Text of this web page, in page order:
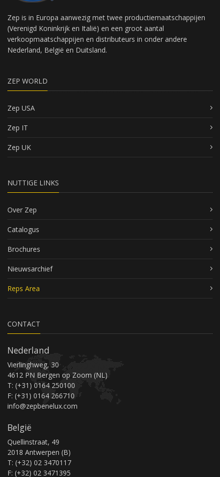
Zep is in Europa aanwezig met twee productiemaatschappijen
(Verenigd Koninkrijk en Italië) en een groot aantal
verkoopmaatschappijen en distributeurs in onder andere
Nederland, België en Duitsland.
ZEP WORLD
Zep USA
Zep IT
Zep UK
NUTTIGE LINKS
Over Zep
Catalogus
Brochures
Nieuwsarchief
Reps Area
CONTACT
Nederland
Vierlinghweg, 30
4612 PN Bergen op Zoom (NL)
T: (+31) 0164 250100
F: (+31) 0164 266710
info@zepbenelux.com
België
Quellinstraat, 49
2018 Antwerpen (B)
T: (+32) 02 3470117
F: (+32) 02 3471395